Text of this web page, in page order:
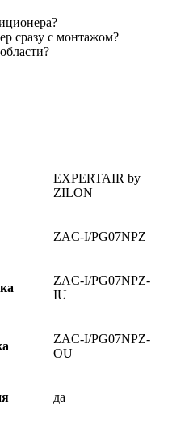
сразу с монтажом?
EXPERTAIR by
ZILON
ZAC-I/PG07NPZ
ZAC-I/PG07NPZ-
IU
ZAC-I/PG07NPZ-
OU
да